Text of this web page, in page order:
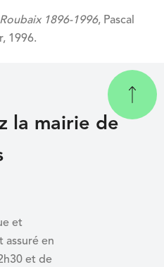
1896-1996, Pascal
1996.
la mairie de
et
assuré en
et de